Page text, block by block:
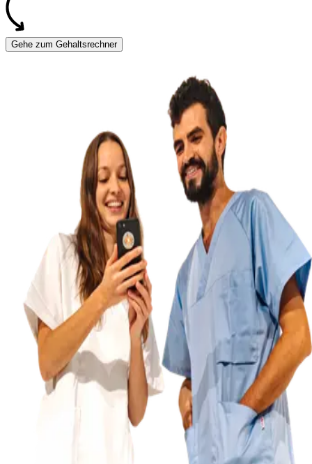
Gehe zum Gehaltsrechner